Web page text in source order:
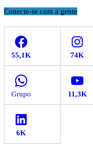
Conecte-se com a gente
Facebook Instagram
WhatsApp YouTube
LinkedIn